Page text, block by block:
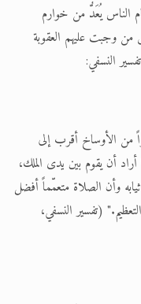
الناس يُعَدُّ من خوارم
من وجبت عليهم العقوبة
النسفي:
من الأوساخ أقرب إلى
أن يقوم بين يدى الملك،
وأن الصلاة متعمّماً أفضل
(تفسير النسفي،